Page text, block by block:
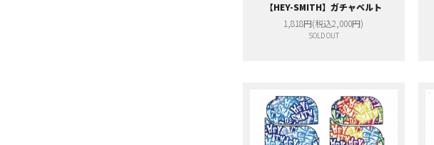
【HEY-SMITH】ガチャベルト
1,818円(税込2,000円)
SOLD OUT